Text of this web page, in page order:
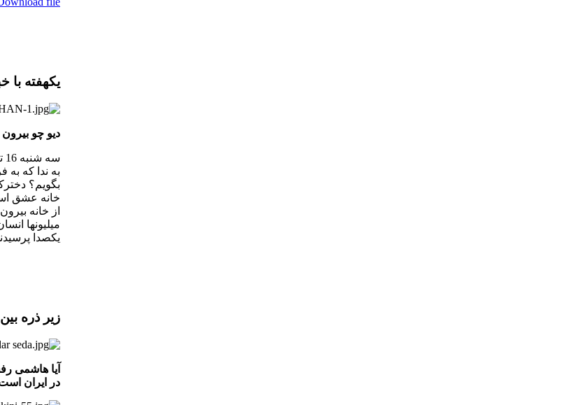
یکهفته با
دیو چو
سه ‌شنبه 16 تا جمعه 19 ژوئن
به ندا که
بگویم؟
خانه عشق
از خانه
میلیونها
یکصدا
زير ذره بين
آیا هاشمی
در ایران